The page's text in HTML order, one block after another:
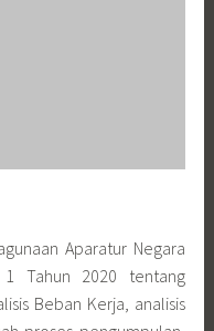
satu tugasnya adalah
inovasi manajemen
sebagai proses,